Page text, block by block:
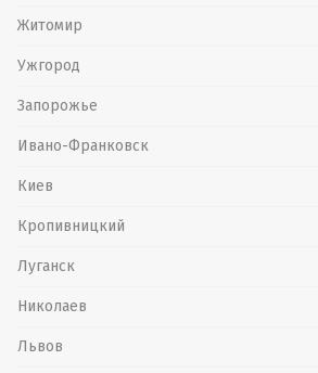
Житомир
Ужгород
Запорожье
Ивано-Франковск
Киев
Кропивницкий
Луганск
Николаев
Львов